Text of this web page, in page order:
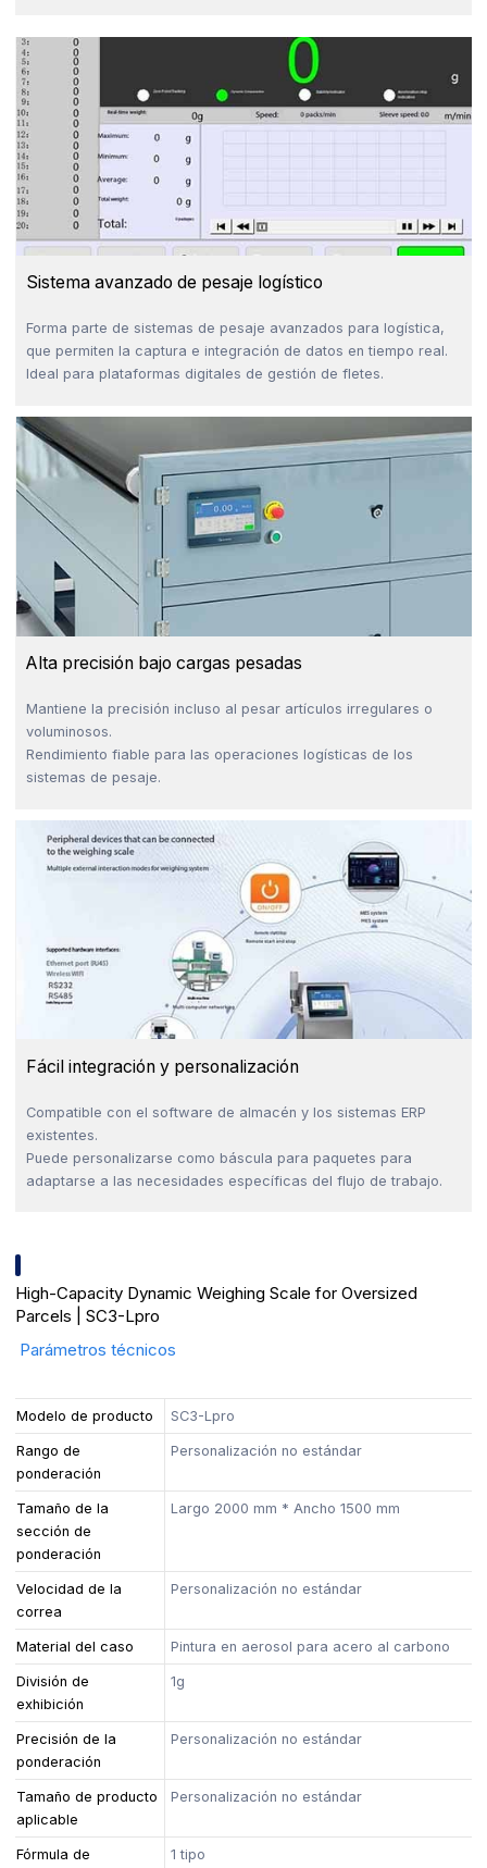
Sistema avanzado de pesaje logístico
Forma parte de sistemas de pesaje avanzados para logística,
que permiten la captura e integración de datos en tiempo real.
Ideal para plataformas digitales de gestión de fletes.
Alta precisión bajo cargas pesadas
Mantiene la precisión incluso al pesar artículos irregulares o
voluminosos.
Rendimiento fiable para las operaciones logísticas de los
sistemas de pesaje.
Fácil integración y personalización
Compatible con el software de almacén y los sistemas ERP
existentes.
Puede personalizarse como báscula para paquetes para
adaptarse a las necesidades específicas del flujo de trabajo.
High-Capacity Dynamic Weighing Scale for Oversized
Parcels | SC3-Lpro
Parámetros técnicos
Modelo de producto SC3-Lpro
Rango de
ponderación
Personalización no estándar
Tamaño de la
sección de
ponderación
Largo 2000 mm * Ancho 1500 mm
Velocidad de la
correa
Personalización no estándar
Material del caso Pintura en aerosol para acero al carbono
División de
exhibición
1g
Precisión de la
ponderación
Personalización no estándar
Tamaño de producto
aplicable
Personalización no estándar
Fórmula de
1 tipo